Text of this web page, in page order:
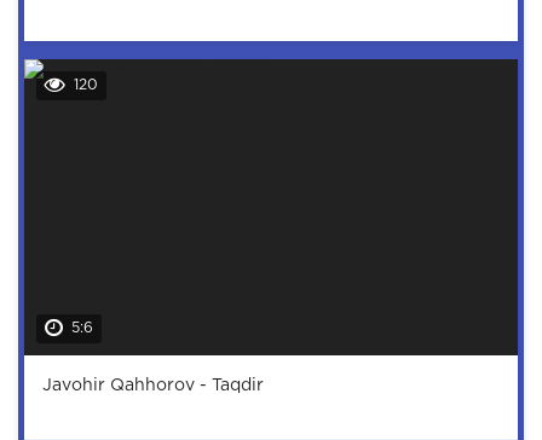
120
5:6
Javohir Qahhorov - Taqdir